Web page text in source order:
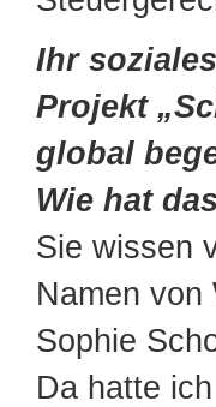
Ihr
Projekt
global
Wie hat
Sie wissen
Namen von
Sophie
Da hatte